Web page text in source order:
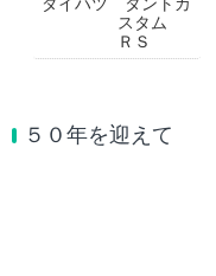
ダイハツ タントカ
スタム
ＲＳ
５０年を迎えて